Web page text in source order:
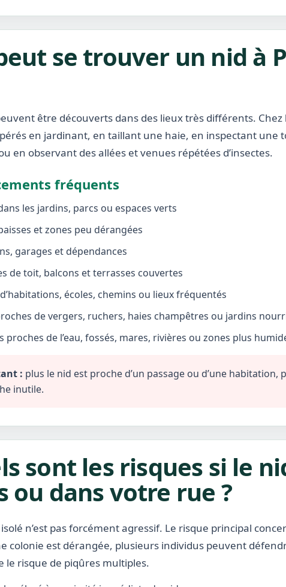
se trouver un nid à
être découverts dans des lieux très différents.
en jardinant, en taillant une haie, en inspectant une
en observant des allées et venues répétées d’insectes.
fréquents
les jardins, parcs ou espaces verts
et zones peu dérangées
garages et dépendances
de toit, balcons et terrasses couvertes
écoles, chemins ou lieux fréquentés
de vergers, ruchers, haies champêtres ou jardins
proches de l’eau, fossés, mares, rivières ou zones plus
: plus le nid est proche d’un passage ou d’une
inutile.
sont les risques si le
ou dans votre rue ?
n’est pas forcément agressif. Le risque principal
colonie est dérangée, plusieurs individus peuvent
le risque de piqûres multiples.